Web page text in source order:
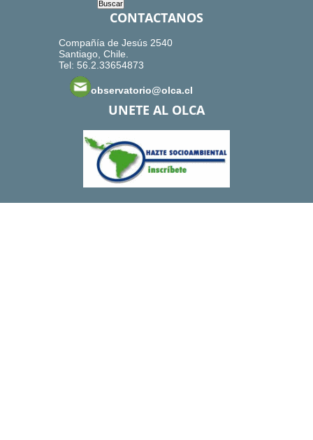
CONTACTANOS
Compañía de Jesús 2540
Santiago, Chile.
Tel: 56.2.33654873
observatorio@olca.cl
UNETE AL OLCA